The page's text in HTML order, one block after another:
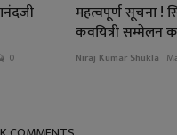
0
महत्वपूर्ण सूचना !
कवयित्री सम्मेलन
Niraj Kumar Shukla